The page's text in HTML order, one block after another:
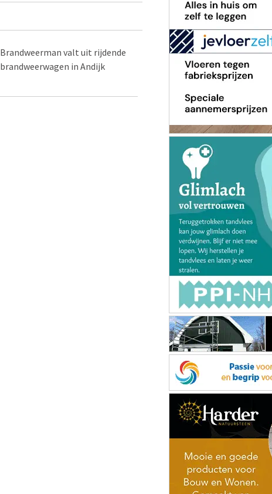
Brandweerman valt uit rijdende
brandweerwagen in Andijk